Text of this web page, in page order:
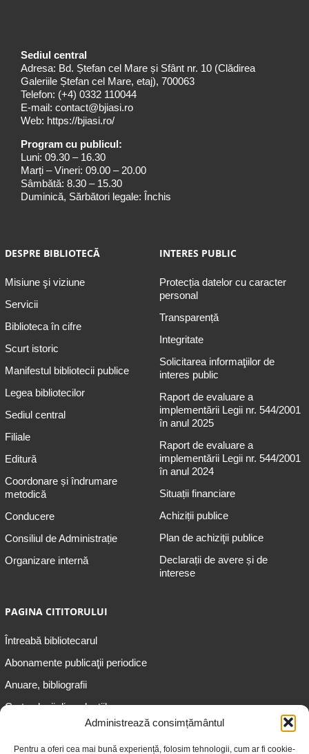
Administrează consimțământul
Pentru a oferi cea mai bună experiență, folosim tehnologii, cum ar fi cookie-
Sediul central
Adresa: Bd. Ștefan cel Mare și Sfânt nr. 10 (Clădirea
Galeriile Ștefan cel Mare, etaj), 700063
Telefon: (+4) 0332 110044
E-mail: contact@bjiasi.ro
Web: https://bjiasi.ro/
Program cu publicul:
Luni: 09.30 – 16.30
Marți – Vineri: 09.00 – 20.00
Sâmbătă: 8.30 – 15.30
Duminică, Sărbători legale: Închis
DESPRE BIBLIOTECĂ
Misiune şi viziune
Servicii
Biblioteca în cifre
Scurt istoric
Manifestul bibliotecii publice
Legea bibliotecilor
Sediul central
Filiale
Editură
Coordonare și îndrumare
metodică
Conducere
Consiliul de Administrație
Organizare internă
INTERES PUBLIC
Protecția datelor cu caracter
personal
Transparență
Integritate
Solicitarea informaţiilor de
interes public
Raport de evaluare a
implementării Legii nr. 544/2001
în anul 2025
Raport de evaluare a
implementării Legii nr. 544/2001
în anul 2024
Situații financiare
Achiziții publice
Plan de achiziţii publice
Declarații de avere și de
interese
PAGINA CITITORULUI
Întreabă bibliotecarul
Abonamente publicaţii periodice
Anuare, bibliografii
Cartea lunii din colecțiile